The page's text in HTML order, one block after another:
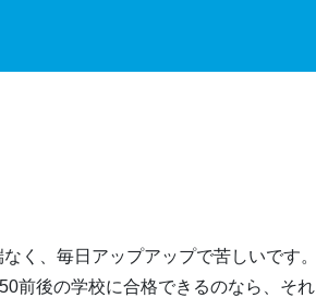
く、毎日アップアップで苦しいです。
前後の学校に合格できるのなら、それ